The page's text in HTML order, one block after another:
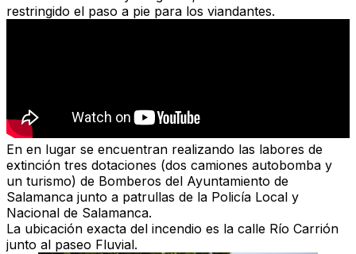
restringido el paso a pie para los viandantes.
En en lugar se encuentran realizando las labores de
extinción tres dotaciones (dos camiones autobomba y
un turismo) de Bomberos del Ayuntamiento de
Salamanca junto a patrullas de la Policía Local y
Nacional de Salamanca.
La ubicación exacta del incendio es la calle Río Carrión
junto al paseo Fluvial.